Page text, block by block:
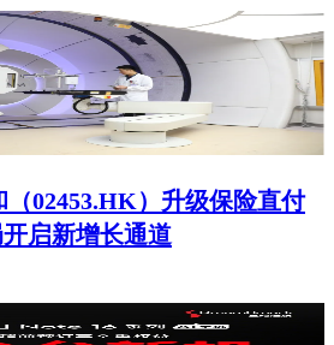
（02453.HK）升级保险直付
启新增长通道